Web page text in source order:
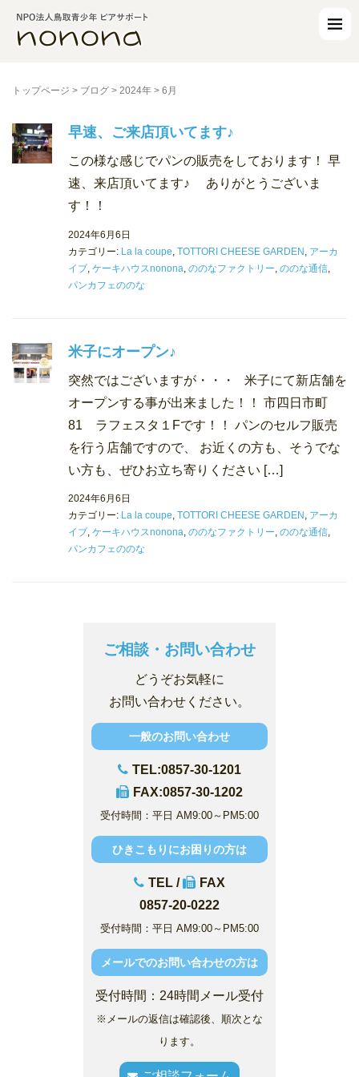
トップページ > ブログ > 2024年 > 6月
早速、ご来店頂いてます♪
この様な感じでパンの販売をしております！ 早
速、来店頂いてます♪ ありがとうございま
す！！
2024年6月6日
カテゴリー: La la coupe TOTTORI CHEESE GARDEN アーカ
イブ ケーキハウスnonona ののなファクトリー ののな通信
パンカフェののな
米子にオープン♪
突然ではございますが・・・ 米子にて新店舗を
オープンする事が出来ました！！ 市四日市町
81 ラフェスタ１Fです！！ パンのセルフ販売
を行う店舗ですので、 お近くの方も、そうでな
い方も、ぜひお立ち寄りください […]
2024年6月6日
カテゴリー: La la coupe, TOTTORI CHEESE GARDEN , アーカ
イブ, ケーキハウスnonona, ののなファクトリー, ののな通信,
パンカフェののな
ご相談・お問い合わせ
どうぞお気軽に
お問い合わせください。
一般のお問い合わせ
TEL:0857-30-1201
FAX:0857-30-1202
受付時間：平日 AM9:00～PM5:00
ひきこもりにお困りの方は
TEL /
FAX
0857-20-0222
受付時間：平日 AM9:00～PM5:00
メールでのお問い合わせの方は
受付時間：24時間メール受付
※メールの返信は確認後、順次とな
ります。